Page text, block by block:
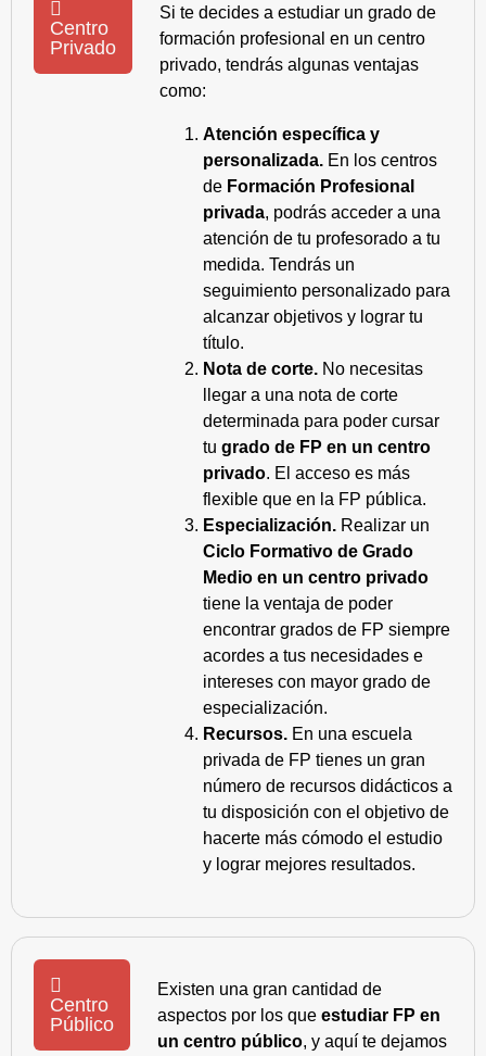
Centro
Privado
Si te decides a estudiar un grado de
formación profesional en un centro
privado, tendrás algunas ventajas
como:
Atención específica y
personalizada. En los centros
de Formación Profesional
privada, podrás acceder a una
atención de tu profesorado a tu
medida. Tendrás un
seguimiento personalizado para
alcanzar objetivos y lograr tu
título.
Nota de corte. No necesitas
llegar a una nota de corte
determinada para poder cursar
tu grado de FP en un centro
privado. El acceso es más
flexible que en la FP pública.
Especialización. Realizar un
Ciclo Formativo de Grado
Medio en un centro privado
tiene la ventaja de poder
encontrar grados de FP siempre
acordes a tus necesidades e
intereses con mayor grado de
especialización.
Recursos. En una escuela
privada de FP tienes un gran
número de recursos didácticos a
tu disposición con el objetivo de
hacerte más cómodo el estudio
y lograr mejores resultados.
Centro
Público
Existen una gran cantidad de
aspectos por los que estudiar FP en
un centro público, y aquí te dejamos